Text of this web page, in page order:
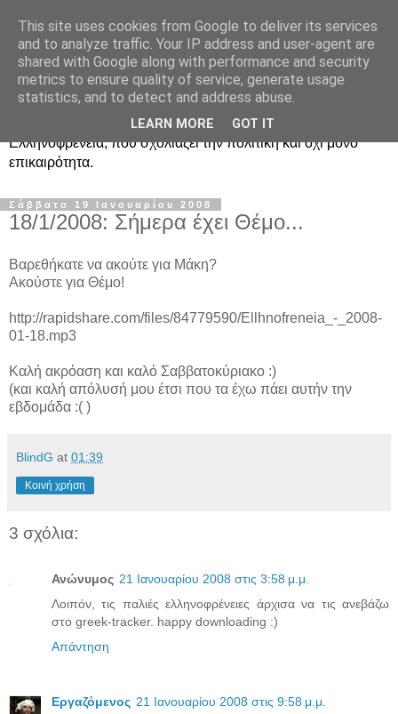
Ραδιοφωνική
Ελληνοφρένεια Unofficial
Η γνωστή ραδιοφωνική εκπομπή κατά κόσμον
Ελληνοφρένεια, που σχολιάζει την πολιτική και όχι μόνο
επικαιρότητα.
Σάββατο 19 Ιανουαρίου 2008
18/1/2008: Σήμερα έχει Θέμο...
Βαρεθήκατε να ακούτε για Μάκη?
Ακούστε για Θέμο!
http://rapidshare.com/files/84779590/Ellhnofreneia_-_2008-
01-18.mp3
Καλή ακρόαση και καλό Σαββατοκύριακο :)
(και καλή απόλυσή μου έτσι που τα έχω πάει αυτήν την
εβδομάδα :( )
BlindG at 01:39
Κοινή χρήση
3 σχόλια:
Ανώνυμος 21 Ιανουαρίου 2008 στις 3:58 μ.μ.
Λοιπόν, τις παλιές ελληνοφρένειες άρχισα να τις ανεβάζω
στο greek-tracker. happy downloading :)
Απάντηση
Εργαζόμενος 21 Ιανουαρίου 2008 στις 9:58 μ.μ.
This site uses cookies from Google to deliver its services
and to analyze traffic. Your IP address and user-agent are
shared with Google along with performance and security
metrics to ensure quality of service, generate usage
statistics, and to detect and address abuse.
LEARN MORE GOT IT